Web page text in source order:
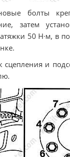
болты
затем
50 Н∙м, в
сцепления и